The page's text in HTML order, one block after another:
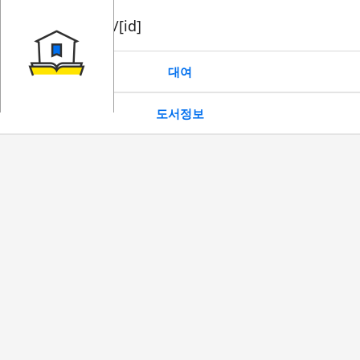
book/rent/[id]
대여
도서정보